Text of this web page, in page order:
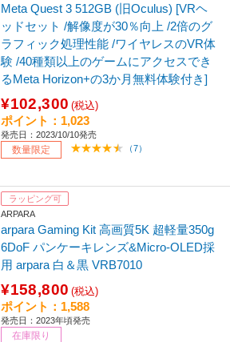
Meta Quest 3 512GB (旧Oculus) [VRヘ
ッドセット /解像度が30％向上 /2倍のグ
ラフィック処理性能 /ワイヤレスのVR体
験 /40種類以上のゲームにアクセスでき
るMeta Horizon+の3か月無料体験付き]
¥102,300 (税込)
ポイント：1,023
発売日：2023/10/10発売
数量限定 （7）
ラッピング可
ARPARA
arpara Gaming Kit 高画質5K 超軽量350g
6DoF パンケーキレンズ&Micro-OLED採
用 arpara 白＆黒 VRB7010
¥158,800 (税込)
ポイント：1,588
発売日：2023年頃発売
在庫限り